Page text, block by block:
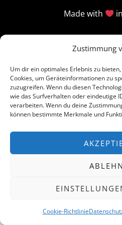
Zustimmung
Um dir ein optimales Erlebnis zu
Cookies, um Geräteinformationen zu
zuzugreifen. Wenn du diesen
wie das Surfverhalten oder eindeutige
verarbeiten. Wenn du deine
können bestimmte Merkmale und
Cookie-Richtlinie
Made with